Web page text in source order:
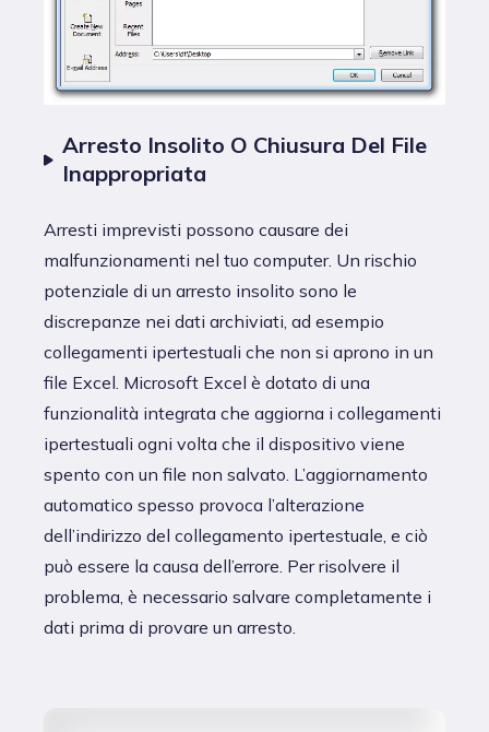
Arresto Insolito O Chiusura Del File
Inappropriata
Arresti imprevisti possono causare dei
malfunzionamenti nel tuo computer. Un rischio
potenziale di un arresto insolito sono le
discrepanze nei dati archiviati, ad esempio
collegamenti ipertestuali che non si aprono in un
file Excel. Microsoft Excel è dotato di una
funzionalità integrata che aggiorna i collegamenti
ipertestuali ogni volta che il dispositivo viene
spento con un file non salvato. L’aggiornamento
automatico spesso provoca l’alterazione
dell’indirizzo del collegamento ipertestuale, e ciò
può essere la causa dell’errore. Per risolvere il
problema, è necessario salvare completamente i
dati prima di provare un arresto.